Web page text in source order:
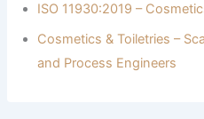
ISO 11930:2019 –
Cosmetics & Toiletries –
and Process Engineers